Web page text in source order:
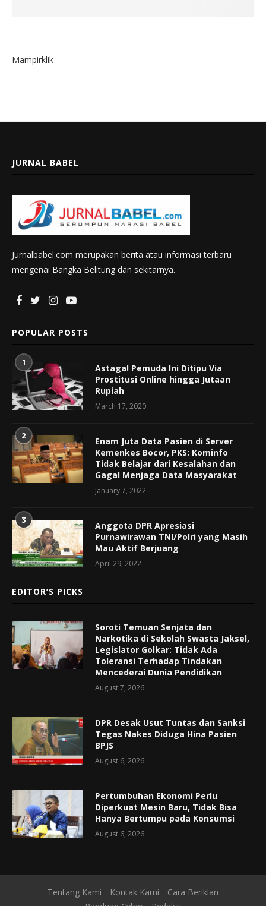
Mampirklik
JURNAL BABEL
Jurnalbabel.com merupakan berita atau informasi terbaru
mengenai Bangka Belitung dan sekitarnya.
POPULAR POSTS
1
Astaga! Pemuda Ini Ditipu Via
Prostitusi Online hingga Jutaan
Rupiah
March 17, 2020
2
Enam Juta Data Pasien di Server
Kemenkes Bocor, PKS: Kominfo
Tidak Belajar dari Kesalahan dan
Gagal Menjaga Data Masyarakat
January 7, 2022
3
Anggota DPR Apresiasi
Purnawirawan TNI/Polri yang Masih
Mau Aktif Berjuang
April 29, 2022
EDITOR’S PICKS
Soroti Temuan Senjata dan
Narkotika di Sekolah Swasta Jaksel,
Legislator Golkar: Tidak Ada
Toleransi Terhadap Tindakan
Mencederai Dunia Pendidikan
August 7, 2026
DPR Desak Usut Tuntas dan Sanksi
Tegas Nakes Diduga Hina Pasien
BPJS
August 6, 2026
Pertumbuhan Ekonomi Perlu
Diperkuat Mesin Baru, Tidak Bisa
Hanya Bertumpu pada Konsumsi
August 6, 2026
Tentang Kami Kontak Kami
Cara Beriklan